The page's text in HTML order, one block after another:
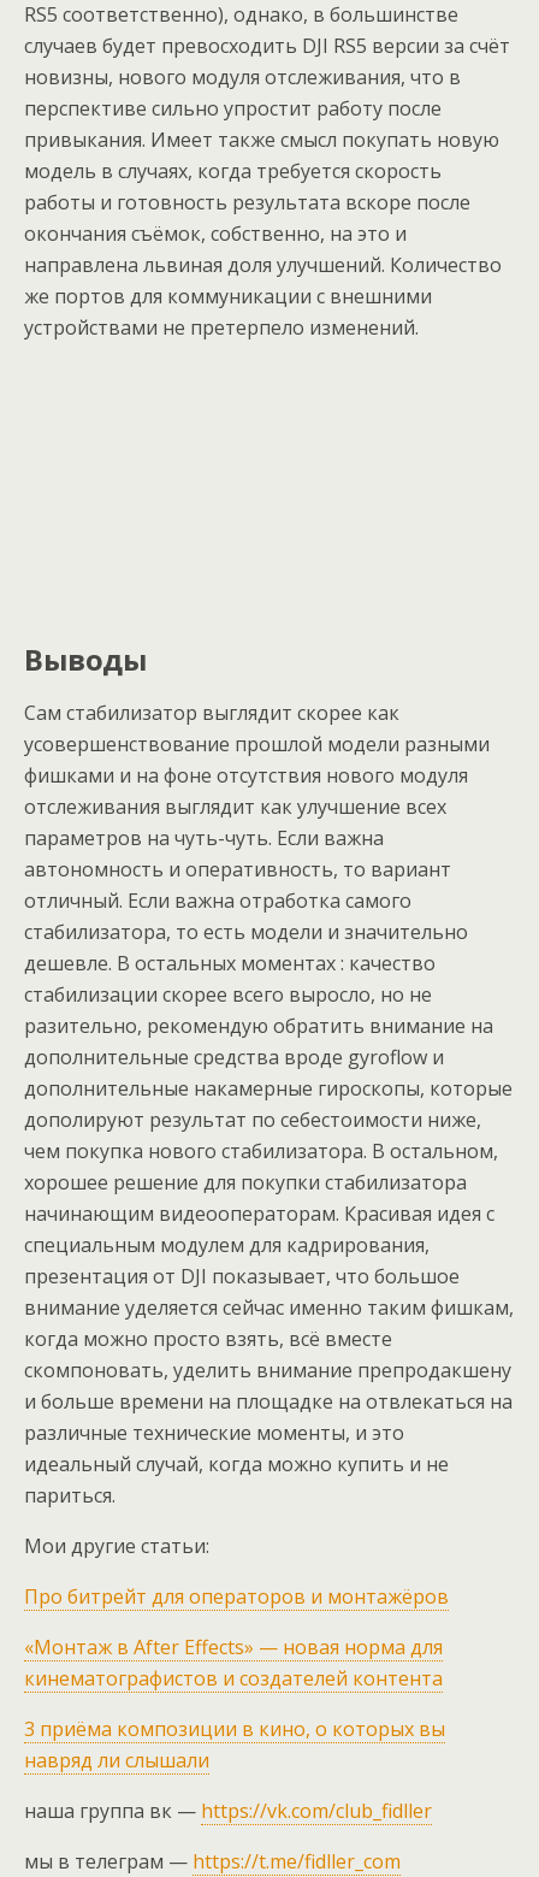
RS5 соответственно), однако, в большинстве
случаев будет превосходить DJI RS5 версии за счёт
новизны, нового модуля отслеживания, что в
перспективе сильно упростит работу после
привыкания. Имеет также смысл покупать новую
модель в случаях, когда требуется скорость
работы и готовность результата вскоре после
окончания съёмок, собственно, на это и
направлена львиная доля улучшений. Количество
же портов для коммуникации с внешними
устройствами не претерпело изменений.
Выводы
Сам стабилизатор выглядит скорее как
усовершенствование прошлой модели разными
фишками и на фоне отсутствия нового модуля
отслеживания выглядит как улучшение всех
параметров на чуть-чуть. Если важна
автономность и оперативность, то вариант
отличный. Если важна отработка самого
стабилизатора, то есть модели и значительно
дешевле. В остальных моментах : качество
стабилизации скорее всего выросло, но не
разительно, рекомендую обратить внимание на
дополнительные средства вроде gyroflow и
дополнительные накамерные гироскопы, которые
дополируют результат по себестоимости ниже,
чем покупка нового стабилизатора. В остальном,
хорошее решение для покупки стабилизатора
начинающим видеооператорам. Красивая идея с
специальным модулем для кадрирования,
презентация от DJI показывает, что большое
внимание уделяется сейчас именно таким фишкам,
когда можно просто взять, всё вместе
скомпоновать, уделить внимание препродакшену
и больше времени на площадке на отвлекаться на
различные технические моменты, и это
идеальный случай, когда можно купить и не
париться.
Мои другие статьи:
Про битрейт для операторов и монтажёров
«Монтаж в After Effects» — новая норма для
кинематографистов и создателей контента
3 приёма композиции в кино, о которых вы
навряд ли слышали
наша группа вк — https://vk.com/club_fidller
мы в телеграм — https://t.me/fidller_com